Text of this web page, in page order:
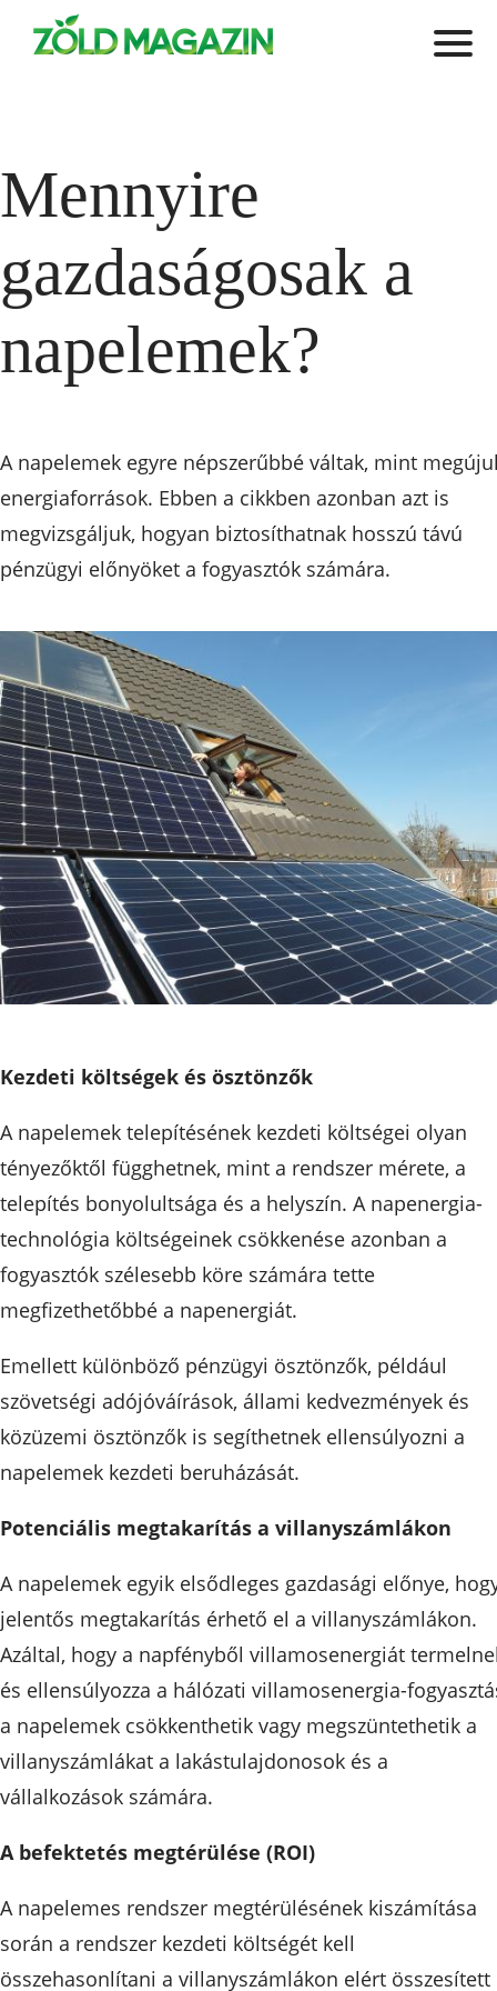
Mennyire
gazdaságosak a
napelemek?
A napelemek egyre népszerűbbé váltak, mint
energiaforrások. Ebben a cikkben azonban azt is
megvizsgáljuk, hogyan biztosíthatnak hosszú távú
pénzügyi előnyöket a fogyasztók számára.
Kezdeti költségek és ösztönzők
A napelemek telepítésének kezdeti költségei olyan
tényezőktől függhetnek, mint a rendszer mérete, a
telepítés bonyolultsága és a helyszín. A napenergia-
technológia költségeinek csökkenése azonban a
fogyasztók szélesebb köre számára tette
megfizethetőbbé a napenergiát.
Emellett különböző pénzügyi ösztönzők, például
szövetségi adójóváírások, állami kedvezmények és
közüzemi ösztönzők is segíthetnek ellensúlyozni a
napelemek kezdeti beruházását.
Potenciális megtakarítás a villanyszámlákon
A napelemek egyik elsődleges gazdasági előnye,
jelentős megtakarítás érhető el a villanyszámlákon.
Azáltal, hogy a napfényből villamosenergiát
és ellensúlyozza a hálózati villamosenergia-
a napelemek csökkenthetik vagy megszüntethetik a
villanyszámlákat a lakástulajdonosok és a
vállalkozások számára.
A befektetés megtérülése (ROI)
A napelemes rendszer megtérülésének kiszámítása
során a rendszer kezdeti költségét kell
összehasonlítani a villanyszámlákon elért összesített